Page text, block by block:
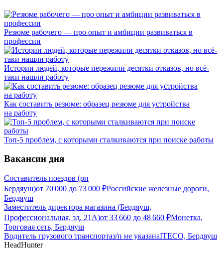
Резюме рабочего — про опыт и амбиции развиваться в
профессии
Истории людей, которые пережили десятки отказов, но всё-
таки нашли работу
Как составить резюме: образец резюме для устройства
на работу
Топ-5 проблем, с которыми сталкиваются при поиске работы
Вакансии дня
Составитель поездов (рп
Бердяуш)от 70 000 до 73 000 ₽Российские железные дороги,
Бердяуш
Заместитель директора магазина (Бердяуш,
Профессиональная, зд. 21А)от 33 660 до 48 660 ₽Монетка,
Торговая сеть, Бердяуш
Водитель грузового транспортаз/п не указанаITECO, Бердяуш
HeadHunter